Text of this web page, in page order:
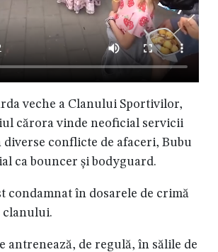
veche a Clanului Sportivilor,
cărora vinde neoficial servicii
conflicte de afaceri, Bubu
ca bouncer și bodyguard.
condamnat în dosarele de crimă
clanului.
antrenează, de regulă, în sălile de